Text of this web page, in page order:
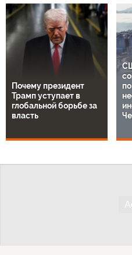
Почему президент
Трамп уступает в
глобальной борьбе за
власть